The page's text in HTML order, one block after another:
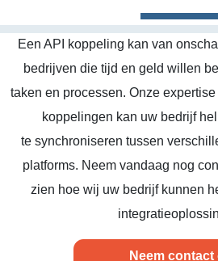
Een API koppeling kan van
bedrijven die tijd en geld willen
taken en processen. Onze
koppelingen kan uw bedrijf
te synchroniseren tussen
platforms. Neem vandaag nog
zien hoe wij uw bedrijf kunnen
Neem contact